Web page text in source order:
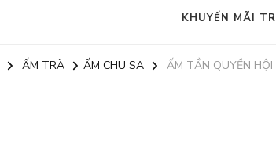
KHUYẾN MÃI
ẤM TRÀ ẤM CHU SA ẤM TẦN QUYỀN HỘI